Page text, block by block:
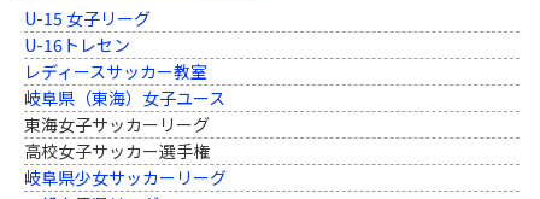
U-15 女子リーグ
U-16トレセン
レディースサッカー教室
岐阜県（東海）女子ユース
東海女子サッカーリーグ
高校女子サッカー選手権
岐阜県少女サッカーリーグ